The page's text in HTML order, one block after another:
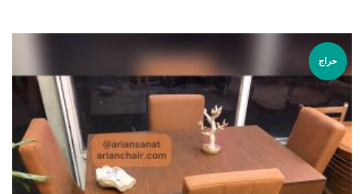
حراج